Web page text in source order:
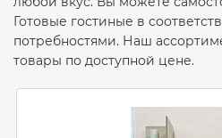
Готовые гостиные в
потребностями. Наш
товары по доступной цене.